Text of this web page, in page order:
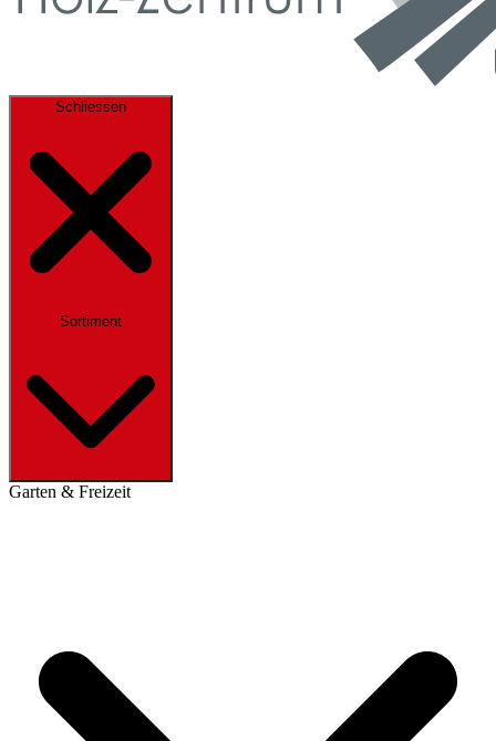
Schliessen
Sortiment
Garten & Freizeit